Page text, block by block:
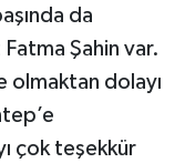
da
Fatma Şahin var.
olmaktan dolayı
çok teşekkür